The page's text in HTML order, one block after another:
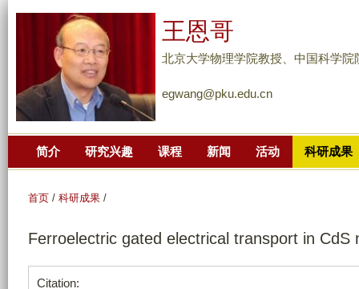
到
主
要
分
王恩哥
北京大学物理学院教授、中国科学
egwang@pku.edu.cn
简介 研究兴趣 课程 新闻 活动 科研成果
首页 / 科研成果 /
Ferroelectric gated electrical transport in CdS
Citation: